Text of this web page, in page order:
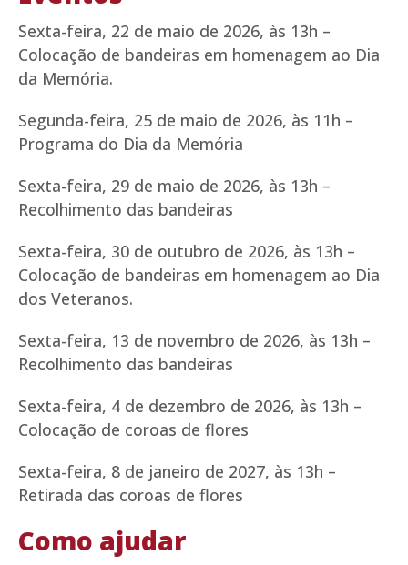
Sexta-feira, 22 de maio de 2026, às 13h –
Colocação de bandeiras em homenagem ao Dia
da Memória.
Segunda-feira, 25 de maio de 2026, às 11h –
Programa do Dia da Memória
Sexta-feira, 29 de maio de 2026, às 13h –
Recolhimento das bandeiras
Sexta-feira, 30 de outubro de 2026, às 13h –
Colocação de bandeiras em homenagem ao Dia
dos Veteranos.
Sexta-feira, 13 de novembro de 2026, às 13h –
Recolhimento das bandeiras
Sexta-feira, 4 de dezembro de 2026, às 13h –
Colocação de coroas de flores
Sexta-feira, 8 de janeiro de 2027, às 13h –
Retirada das coroas de flores
Como ajudar